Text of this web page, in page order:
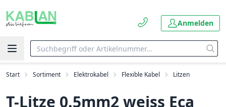
Anmelden
Start Sortiment Elektrokabel Flexible Kabel Litzen
T-Litze 0.5mm2 weiss Eca